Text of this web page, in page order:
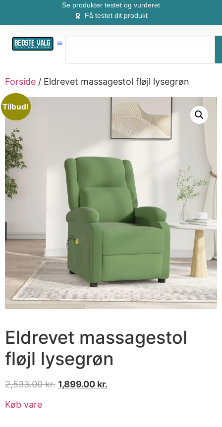
Se produkter testet og vurderet
Få testet dit produkt
Forside / Eldrevet massagestol fløjl lysegrøn
Tilbud!
Eldrevet massagestol
fløjl lysegrøn
2,533.00kr. 1,899.00 kr.
Køb vare